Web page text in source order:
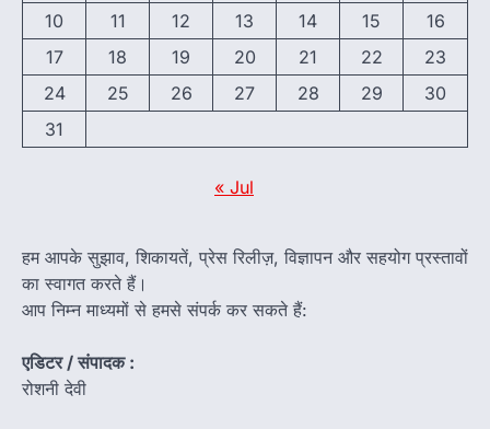
10
11 12 13 14 15
16
17
18 19 20 21 22
23
24
25 26 27 28 29
30
31
« Jul
हम आपके सुझाव, शिकायतें, प्रेस रिलीज़, विज्ञापन और सहयोग प्रस्तावों
का स्वागत करते हैं।
आप निम्न माध्यमों से हमसे संपर्क कर सकते हैं:
एडिटर / संपादक :
रोशनी देवी